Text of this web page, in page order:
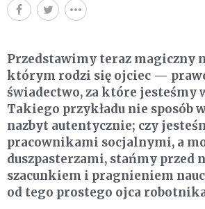
Przedstawimy teraz magiczny
którym rodzi się ojciec —
świadectwo, za które jeste­śmy
Takiego przykładu nie sposób
nazbyt autentycznie; czy
pracownikami socjalnymi, a
duszpasterzami, stańmy przed
szacunkiem i pragnieniem
od tego prostego ojca